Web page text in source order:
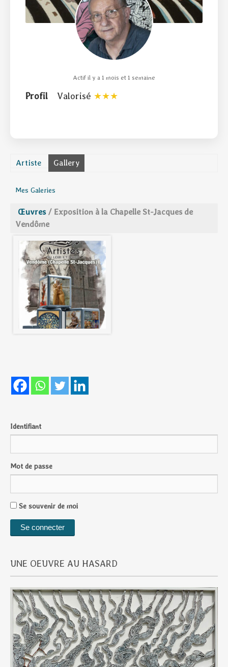
Actif il y a 1 mois et 1 semaine
Profil Valorisé
Artiste Gallery
Mes Galeries
Œuvres / Exposition à la Chapelle St-Jacques de
Vendôme
Identifiant
Mot de passe
Se souvenir de moi
UNE OEUVRE AU HASARD